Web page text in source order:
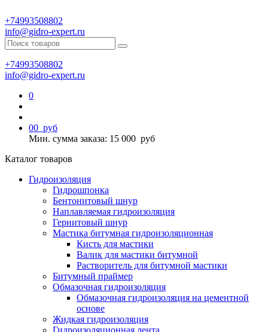
+74993508802
info@gidro-expert.ru
+74993508802
info@gidro-expert.ru
0
00 руб
Мин. сумма заказа: 15 000 руб
Каталог товаров
Гидроизоляция
Гидрошпонка
Бентонитовый шнур
Наплавляемая гидроизоляция
Гернитовый шнур
Мастика битумная гидроизоляционная
Кисть для мастики
Валик для мастики битумной
Растворитель для битумной мастики
Битумный праймер
Обмазочная гидроизоляция
Обмазочная гидроизоляция на цементной
основе
Жидкая гидроизоляция
Гидроизоляционная лента